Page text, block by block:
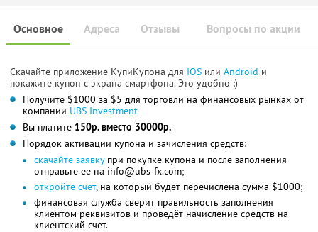
Основное Отзывы Вопросы по акции
Адреса
Скачайте приложение КупиКупона для IOS или Android и
покажите купон с экрана смартфона. Это удобно :)
Получите $1000 за $5 для торговли на финансовых рынках от
компании UBS Investment
Вы платите 150р. вместо 30000р.
Порядок активации купона и зачисления средств:
скачайте заявкупри покупке купона и после заполнения
отправьте ее на info@ubs-fx.com;
откройте счет, на который будет перечислена сумма $1000;
финансовая служба сверит правильность заполнения
клиентом реквизитов и проведёт начисление средств на
клиентский счет.